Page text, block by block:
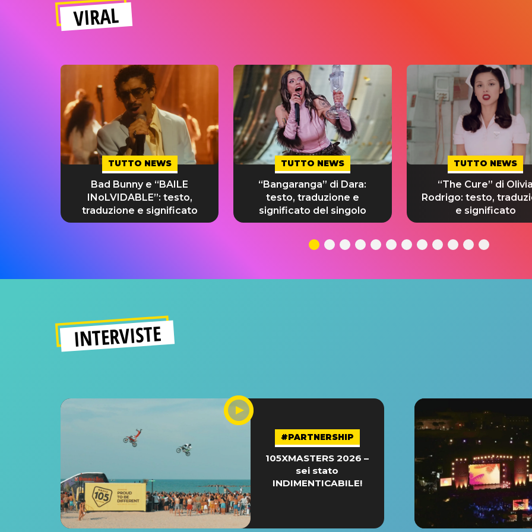
VIRAL
TUTTO NEWS
Bad Bunny e “BAILE
INoLVIDABLE”: testo,
traduzione e significato
TUTTO NEWS
“Bangaranga” di Dara:
testo, traduzione e
significato del singolo
TUTTO NEWS
“The Cure” di Olivia
Rodrigo: testo,
e significato
INTERVISTE
#PARTNERSHIP
105XMASTERS 2026 –
sei stato
INDIMENTICABILE!